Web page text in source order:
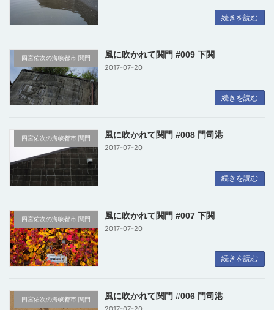
続きを読む
四宮佑次の海峡都市 関門 風に吹かれて関門 #009 下関
2017-07-20
続きを読む
四宮佑次の海峡都市 関門 風に吹かれて関門 #008 門司港
2017-07-20
続きを読む
四宮佑次の海峡都市 関門 風に吹かれて関門 #007 下関
2017-07-20
続きを読む
四宮佑次の海峡都市 関門 風に吹かれて関門 #006 門司港